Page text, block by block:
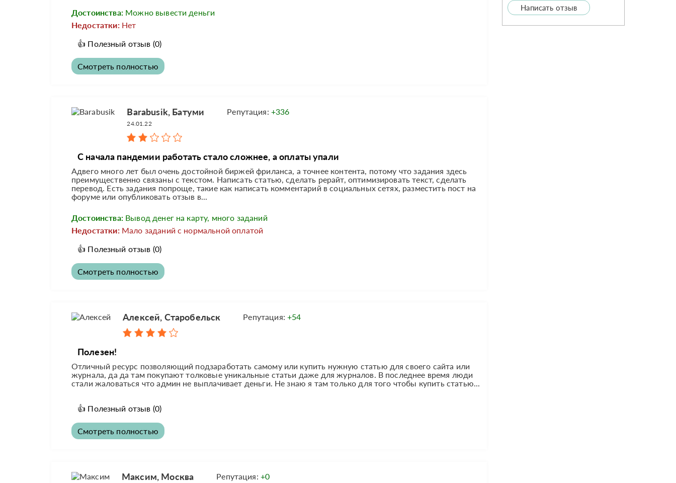
Достоинства: Можно вывести деньги
Недостатки: Нет
👍 Полезный отзыв (0)
Смотреть полностью
Barabusik, Батуми Репутация: +336
24.01.22
С начала пандемии работать стало сложнее, а оплаты упали
Адвего много лет был очень достойной биржей фриланса, а точнее контента, потому что задания здесь
преимущественно связаны с текстом. Написать статью, сделать рерайт, оптимизировать текст, сделать
перевод. Есть задания попроще, такие как написать комментарий в социальных сетях, разместить пост на
форуме или опубликовать отзыв в...
Достоинства: Вывод денег на карту, много заданий
Недостатки: Мало заданий с нормальной оплатой
👍 Полезный отзыв (0)
Смотреть полностью
Алексей, Старобельск Репутация:+54
Полезен!
Отличный ресурс позволяющий подзаработать самому или купить нужную статью для своего сайта или
журнала, да да там покупают толковые уникальные статьи даже для журналов. В последнее время люди
стали жаловаться что админ не выплачивает деньги. Не знаю я там только для того чтобы купить статью...
👍 Полезный отзыв (0)
Смотреть полностью
Максим, Москва Репутация: +0
Написать отзыв